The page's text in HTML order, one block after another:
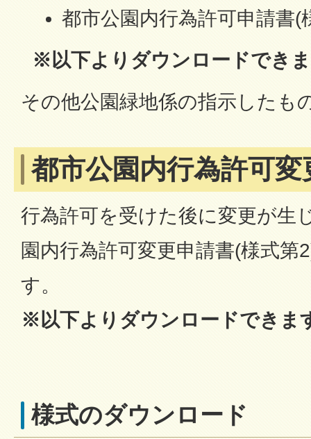
都市公園内行為許可申請書(
※以下よりダウンロードでき
その他公園緑地係の指示したも
都市公園内行為許可変
行為許可を受けた後に変更が生
園内行為許可変更申請書(様式第
す。
※以下よりダウンロードできま
様式のダウンロード